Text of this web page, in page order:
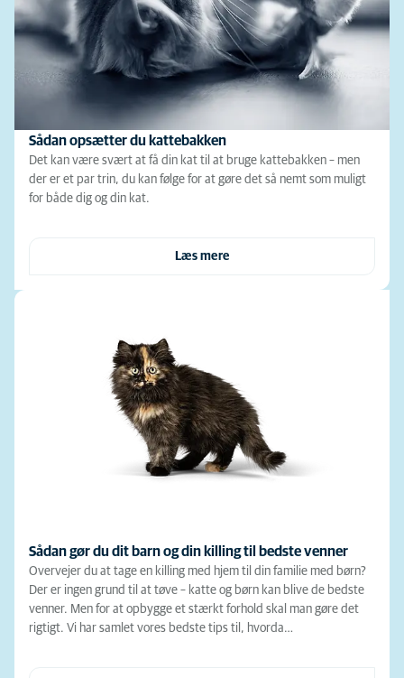
Sådan opsætter du kattebakken
Det kan være svært at få din kat til at bruge kattebakken – men
der er et par trin, du kan følge for at gøre det så nemt som muligt
for både dig og din kat.
Læs mere
Sådan gør du dit barn og din killing til bedste venner
Overvejer du at tage en killing med hjem til din familie med børn?
Der er ingen grund til at tøve – katte og børn kan blive de bedste
venner. Men for at opbygge et stærkt forhold skal man gøre det
rigtigt. Vi har samlet vores bedste tips til, hvorda…